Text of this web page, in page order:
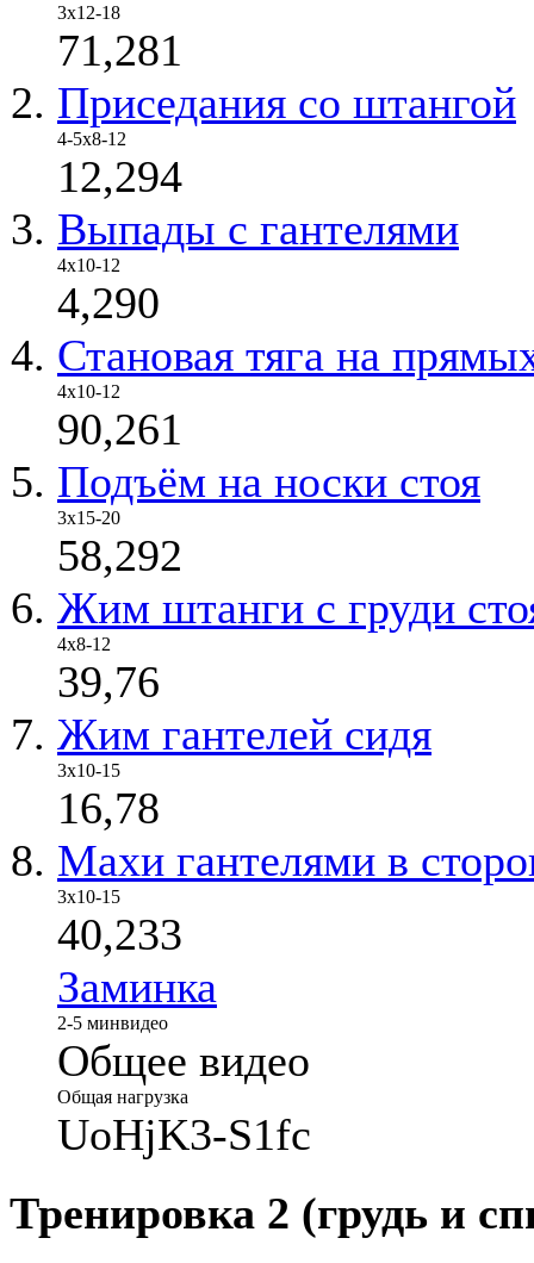
3х12-18
71,281
Приседания со штангой
4-5х8-12
12,294
Выпады с гантелями
4х10-12
4,290
Становая тяга на
4x10-12
90,261
Подъём на носки стоя
3x15-20
58,292
Жим штанги с груди
4x8-12
39,76
Жим гантелей сидя
3х10-15
16,78
Махи гантелями в
3x10-15
40,233
Заминка
2-5 минвидео
Общее видео
Общая нагрузка
UoHjK3-S1fc
Тренировка 2 (грудь и